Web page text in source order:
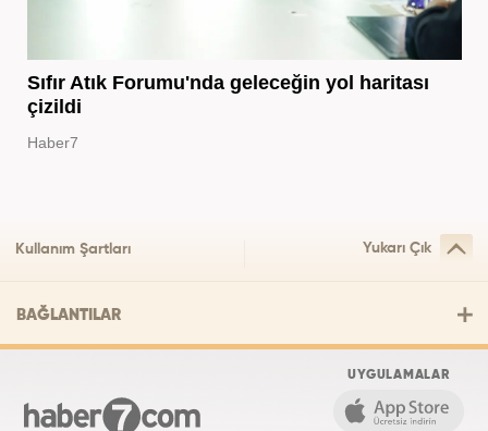
Sıfır Atık Forumu'nda geleceğin yol haritası
çizildi
Haber7
Kullanım Şartları Yukarı Çık
BAĞLANTILAR
UYGULAMALAR